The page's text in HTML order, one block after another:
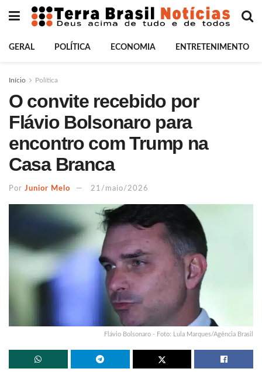
GERAL POLÍTICA ECONOMIA ENTRETENIMENTO
Início Política
O convite recebido por
Flávio Bolsonaro para
encontro com Trump na
Casa Branca
Por Junior Melo 21/maio/2026
Flávio Bolsonaro - Foto: Lula Marques/Agência Brasil